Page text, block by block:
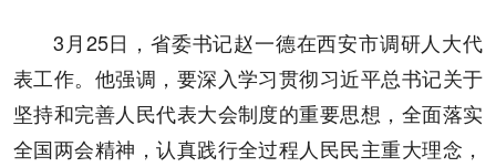
3月25日，省委书记赵一德在西安市调研人大代
表工作。他强调，要深入学习贯彻习近平总书记关于
坚持和完善人民代表大会制度的重要思想，全面落实
全国两会精神，认真践行全过程人民民主重大理念，